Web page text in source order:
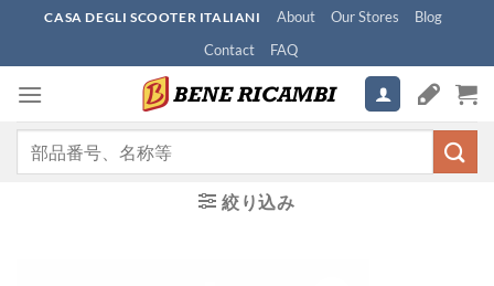
content
CASA DEGLI SCOOTER ITALIANI About Our Stores
Blog
Contact
FAQ
絞り込み